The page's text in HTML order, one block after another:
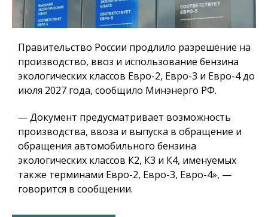
Правительство России продлило разрешение на
производство, ввоз и использование бензина
экологических классов Евро-2, Евро-3 и Евро-4 до
июля 2027 года, сообщило Минэнерго РФ.
— Документ предусматривает возможность
производства, ввоза и выпуска в обращение и
обращения автомобильного бензина
экологических классов К2, К3 и К4, именуемых
также терминами Евро-2, Евро-3, Евро-4», —
говорится в сообщении.